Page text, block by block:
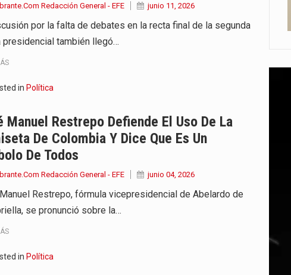
Redacción General - EFE junio 11, 2026
por la falta de debates en la recta final de la segunda
presidencial también llegó…
in Política
Manuel Restrepo Defiende El Uso De La
De Colombia Y Dice Que Es Un
De Todos
Redacción General - EFE junio 04, 2026
Restrepo, fórmula vicepresidencial de Abelardo de
se pronunció sobre la…
in Política